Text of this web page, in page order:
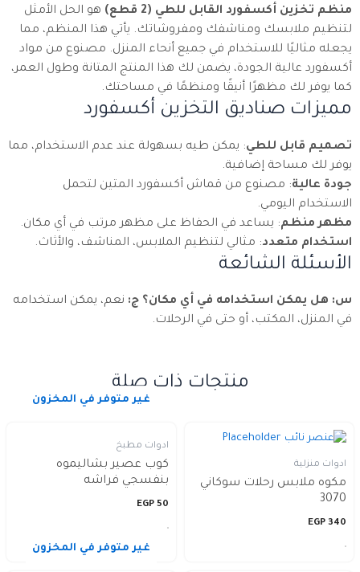
منظم تخزين أكسفورد القابل للطي (2 قطع)
هو الحل الأمثل
لتنظيم ملابسك ومناشفك ومفروشاتك. يأتي هذا المنظم، مما
يجعله مثاليًا للاستخدام في جميع أنحاء المنزل. مصنوع من مواد
أكسفورد عالية الجودة، يضمن لك هذا المنتج المتانة وطول العمر،
كما يوفر لك مظهرًا أنيقًا ومنظمًا في مساحتك.
مميزات صناديق التخزين أكسفورد
تصميم قابل للطي: يمكن طيه بسهولة عند عدم الاستخدام، مما
يوفر لك مساحة إضافية.
جودة عالية: مصنوع من قماش أكسفورد المتين لتحمل
الاستخدام اليومي.
مظهر منظم: يساعد في الحفاظ على مظهر مرتب في أي مكان.
استخدام متعدد: مثالي لتنظيم الملابس، المناشف، والأثاث.
الأسئلة الشائعة
س: هل يمكن استخدامه في أي مكان؟ ج: نعم، يمكن استخدامه
في المنزل، المكتب، أو حتى في الرحلات.
منتجات ذات صلة
ادوات منزلية
مكوه ملابس رحلات سوكاني
3070
340
EGP
غير متوفر في المخزون
ادوات مطبخ
كوب عصير بشاليموه
بنفسجي فراشه
50
EGP
غير متوفر في المخزون